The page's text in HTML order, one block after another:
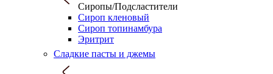
Сиропы/Подсластители
Сироп кленовый
Сироп топинамбура
Эритрит
Сладкие пасты и джемы